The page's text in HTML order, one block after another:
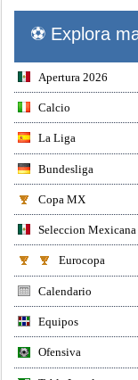
⚽ Explora
Apertura 2026
Calcio
La Liga
Bundesliga
Copa MX
Seleccion Mexicana
Eurocopa
Calendario
Equipos
Ofensiva